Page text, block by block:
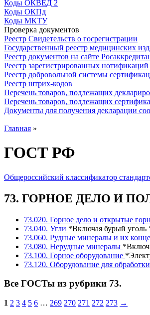
Коды ОКВЕД 2
Коды ОКПд
Коды МКТУ
Проверка документов
Реестр Свидетельств о госрегистрации
Государственный реестр медицинских
Реестр документов на сайте
Реестр зарегистрированных нотификаций
Реестр добровольной системы
Реестр штрих-кодов
Перечень товаров, подлежащих
Перечень товаров, подлежащих
Документы для получения декларации
Главная »
ГОСТ РФ
Общероссийский классификатор
73. ГОРНОЕ ДЕЛО И
73.020. Горное дело и открытые
73.040. Угли *Включая бурый уголь
73.060. Рудные минералы и их
73.080. Нерудные минералы
73.100. Горное оборудование
73.120. Оборудование для
Все ГОСТы из рубрики 73.
1 2 3 4 5 6 … 269 270 271 272 273 →